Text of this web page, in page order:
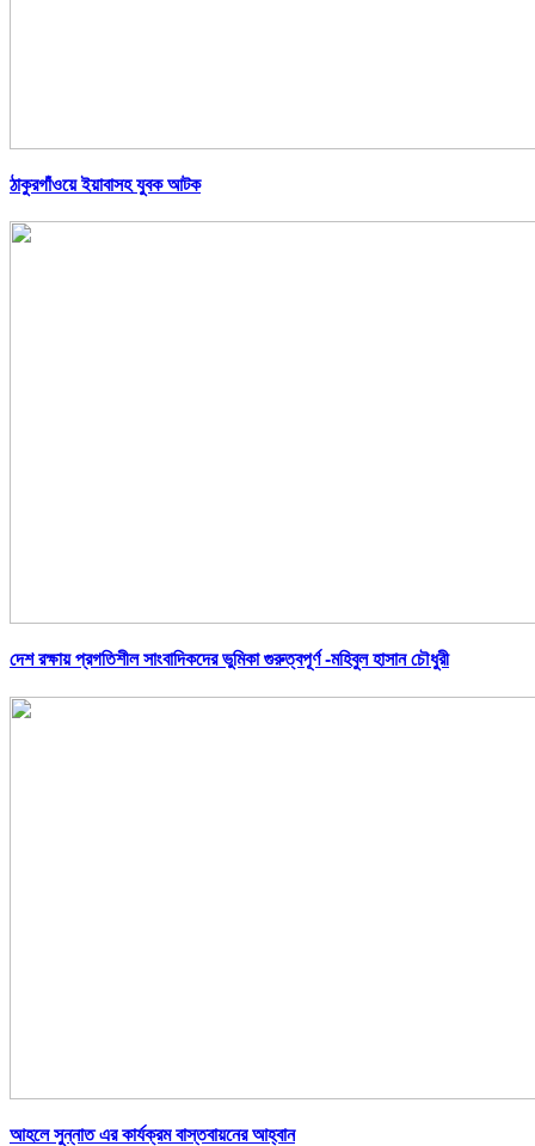
ঠাকুরগাঁওয়ে ইয়াবাসহ যুবক আটক
দেশ রক্ষায় প্রগতিশীল সাংবাদিকদের ভুমিকা গুরুত্বপূর্ণ -মহিবুল হাসান চৌধুরী
আহলে সুন্নাত এর কার্যক্রম বাস্তবায়নের আহ্বান